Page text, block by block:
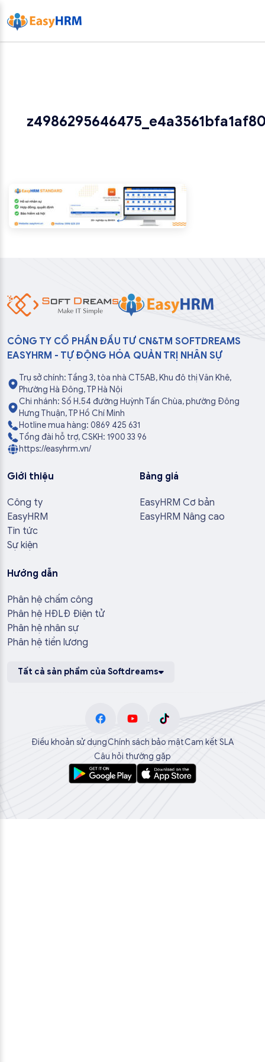
CÔNG TY CỔ PHẦN ĐẦU TƯ CN&TM SOFTDREAMS
EASYHRM - TỰ ĐỘNG HÓA QUẢN TRỊ NHÂN SỰ
Trụ sở chính: Tầng 3, tòa nhà CT5AB, Khu đô thị Văn Khê,
Phường Hà Đông, TP Hà Nội
Chi nhánh: Số H.54 đường Huỳnh Tấn Chùa, phường Đông
Hưng Thuận, TP Hồ Chí Minh
Hotline mua hàng: 0869 425 631
Tổng đài hỗ trợ, CSKH: 1900 33 96
https://easyhrm.vn/
Giới thiệu
Công ty
EasyHRM
Tin tức
Sự kiện
Bảng giá
EasyHRM Cơ bản
EasyHRM Nâng cao
Hướng dẫn
Phân hệ chấm công
Phân hệ HĐLĐ Điện tử
Phân hệ nhân sự
Phân hệ tiền lương
Tất cả sản phẩm của Softdreams
Điều khoản sử dụngChính sách bảo mậtCam kết SLA
Câu hỏi thường gặp